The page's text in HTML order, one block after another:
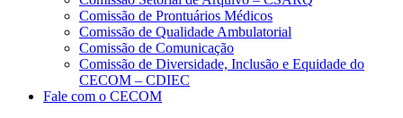
Comissão de Prontuários Médicos
Comissão de Qualidade Ambulatorial
Comissão de Comunicação
Comissão de Diversidade, Inclusão e Equidade do
CECOM – CDIEC
Fale com o CECOM